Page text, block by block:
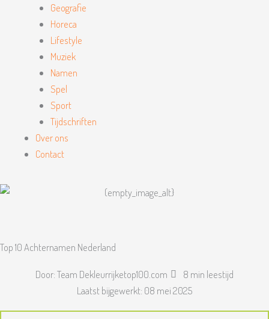
Geografie
Horeca
Lifestyle
Muziek
Namen
Spel
Sport
Tijdschriften
Over ons
Contact
Top 10 Achternamen Nederland
Door:Team Dekleurrijketop100.com
8 min leestijd
Laatst bijgewerkt: 08 mei 2025